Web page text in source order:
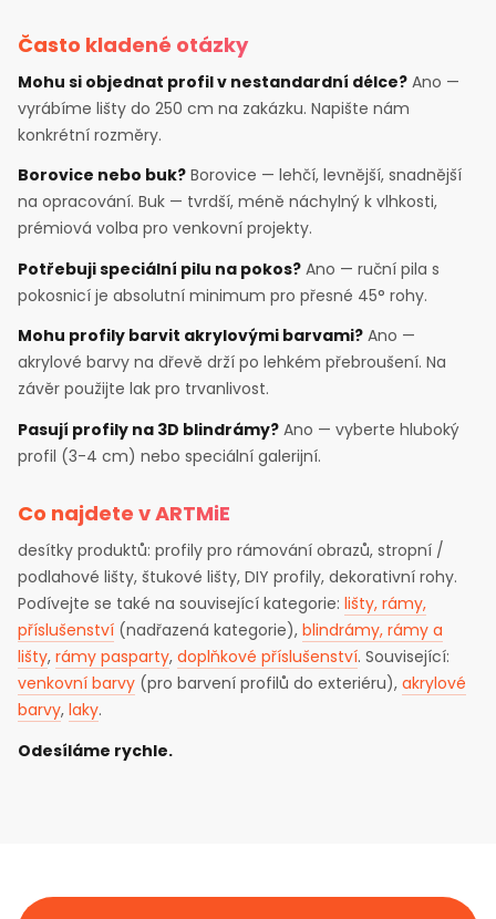
Často kladené otázky
Mohu si objednat profil v nestandardní délce? Ano —
vyrábíme lišty do 250 cm na zakázku. Napište nám
konkrétní rozměry.
Borovice nebo buk? Borovice — lehčí, levnější, snadnější
na opracování. Buk — tvrdší, méně náchylný k vlhkosti,
prémiová volba pro venkovní projekty.
Potřebuji speciální pilu na pokos? Ano — ruční pila s
pokosnicí je absolutní minimum pro přesné 45° rohy.
Mohu profily barvit akrylovými barvami? Ano —
akrylové barvy na dřevě drží po lehkém přebroušení. Na
závěr použijte lak pro trvanlivost.
Pasují profily na 3D blindrámy? Ano — vyberte hluboký
profil (3-4 cm) nebo speciální galerijní.
Co najdete v ARTMiE
desítky produktů: profily pro rámování obrazů, stropní /
podlahové lišty, štukové lišty, DIY profily, dekorativní rohy.
Podívejte se také na související kategorie: lišty, rámy,
příslušenství (nadřazená kategorie), blindrámy, rámy a
lišty, rámy pasparty, doplňkové příslušenství. Související:
venkovní barvy (pro barvení profilů do exteriéru), akrylové
barvy, laky.
Odesíláme rychle.